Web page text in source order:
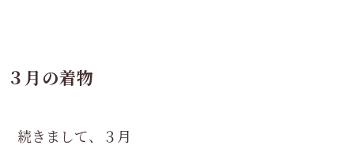
３月の着物
続きまして、３月